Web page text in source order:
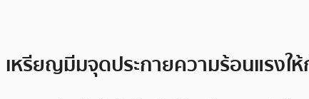
เหรียญมีมจุดประกายความร้อนแรงใ